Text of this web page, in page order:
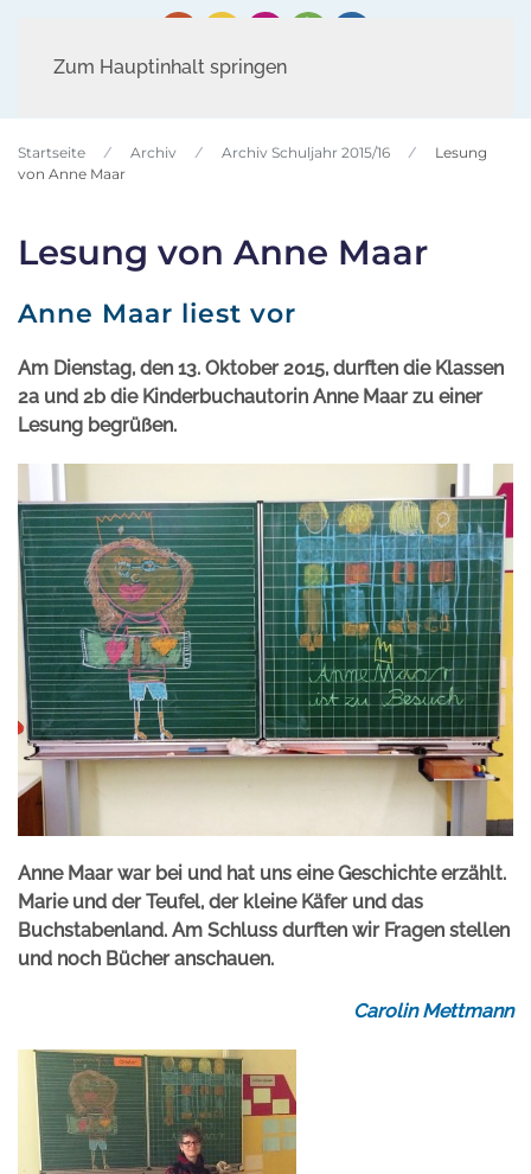
Zum Hauptinhalt springen
Startseite Archiv Archiv Schuljahr 2015/16
Lesung
von Anne Maar
Lesung von Anne Maar
Anne Maar liest vor
Am Dienstag, den 13. Oktober 2015, durften die Klassen
2a und 2b die Kinderbuchautorin Anne Maar zu einer
Lesung begrüßen.
Anne Maar war bei und hat uns eine Geschichte erzählt.
Marie und der Teufel, der kleine Käfer und das
Buchstabenland. Am Schluss durften wir Fragen stellen
und noch Bücher anschauen.
Carolin Mettmann